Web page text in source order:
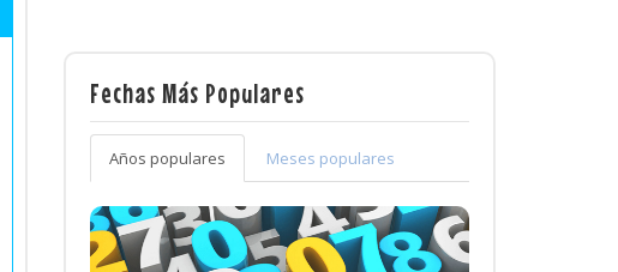
Fechas Más Populares
Años populares Meses populares